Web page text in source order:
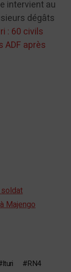
intervient au
dégâts
: 60 civils
ADF après
soldat
Majengo
Ituri
RN4